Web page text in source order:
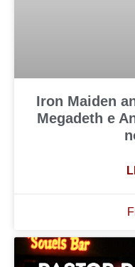
Iron Maiden
Megadeth e